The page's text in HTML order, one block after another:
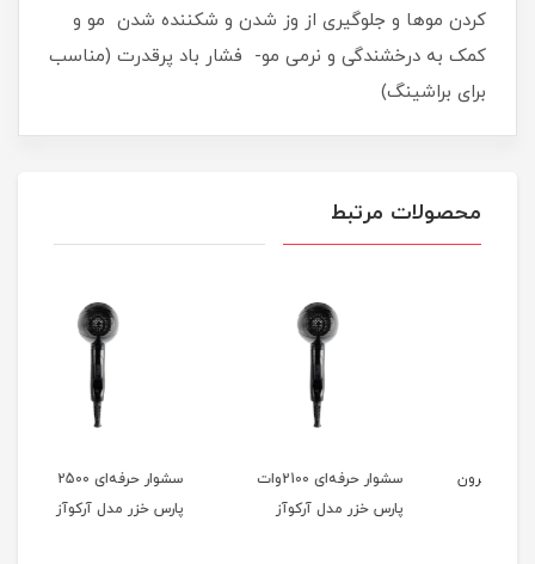
کردن موها و جلوگیری از وز شدن و شکننده شدن مو و
کمک به درخشندگی و نرمی مو- فشار باد پرقدرت (مناسب
برای براشینگ)
محصولات مرتبط
سشوار حرفه‌ای 2100وات
پارس خزر مدل آرکوآز
سشوار حرفه‌ای 2500 وات
پارس خزر مدل آرکوآز